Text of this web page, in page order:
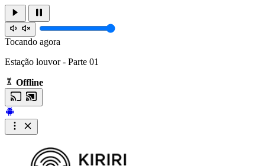
Tocando agora
Estação louvor - Parte 01
Offline